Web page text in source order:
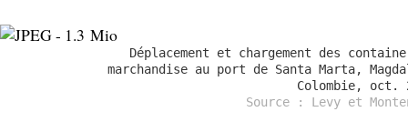
Déplacement et chargement des
marchandise au port de Santa Marta,
Colombie, oct.
Source : Levy et